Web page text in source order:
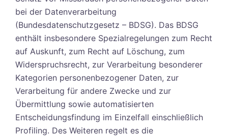
bei der Datenverarbeitung
(Bundesdatenschutzgesetz – BDSG). Das BDSG
enthält insbesondere Spezialregelungen zum Recht
auf Auskunft, zum Recht auf Löschung, zum
Widerspruchsrecht, zur Verarbeitung besonderer
Kategorien personenbezogener Daten, zur
Verarbeitung für andere Zwecke und zur
Übermittlung sowie automatisierten
Entscheidungsfindung im Einzelfall einschließlich
Profiling. Des Weiteren regelt es die